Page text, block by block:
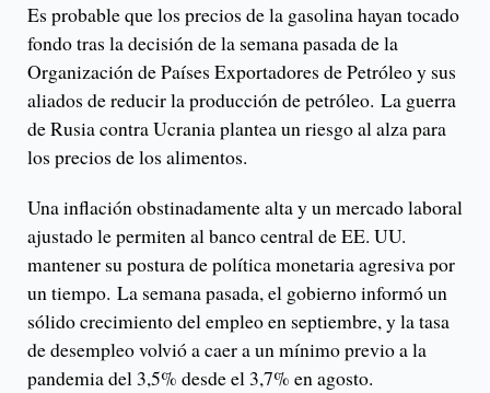
Es probable que los precios de la gasolina hayan tocado
fondo tras la decisión de la semana pasada de la
Organización de Países Exportadores de Petróleo y sus
aliados de reducir la producción de petróleo. La guerra
de Rusia contra Ucrania plantea un riesgo al alza para
los precios de los alimentos.
Una inflación obstinadamente alta y un mercado laboral
ajustado le permiten al banco central de EE. UU.
mantener su postura de política monetaria agresiva por
un tiempo. La semana pasada, el gobierno informó un
sólido crecimiento del empleo en septiembre, y la tasa
de desempleo volvió a caer a un mínimo previo a la
pandemia del 3,5% desde el 3,7% en agosto.